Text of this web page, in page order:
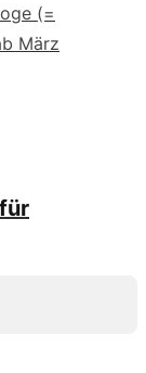
(=
März